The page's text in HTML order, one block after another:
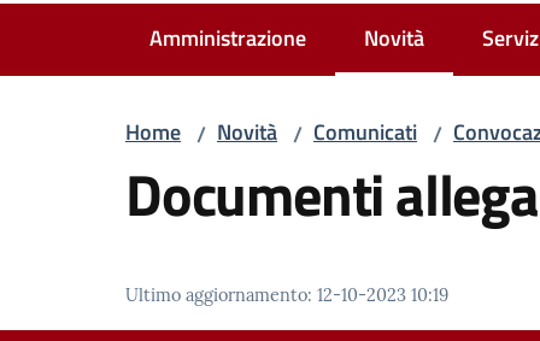
Amministrazione Novità
Menu selezionato
Home / Novità / Comunicati /
Documenti
Ultimo aggiornamento: 12-10-2023 10:19